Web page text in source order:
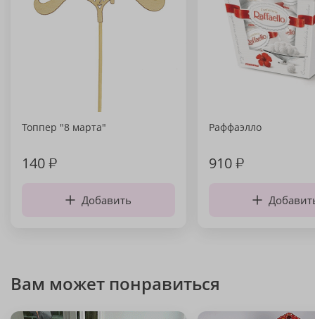
Топпер "8 марта"
140₽
Добавить
Раффаэлло
910₽
Вам может понравиться